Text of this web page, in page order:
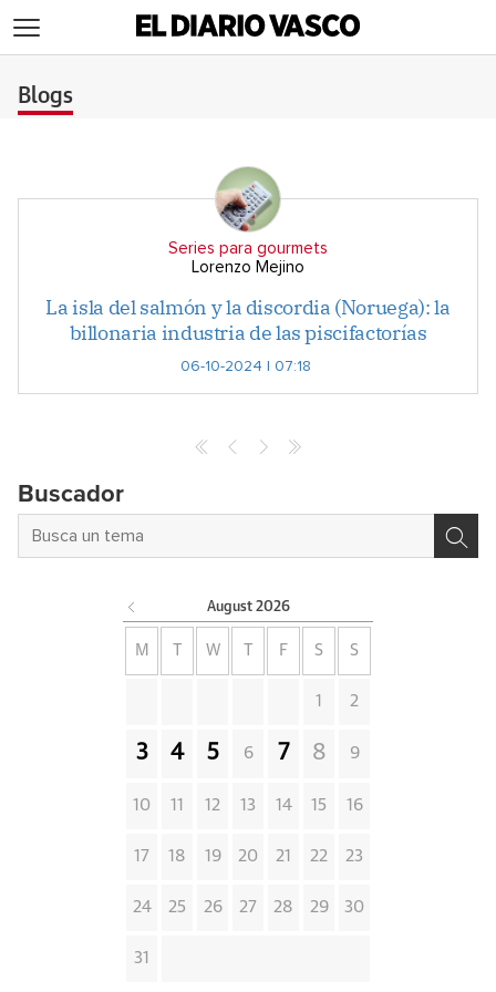
Blogs
Series para gourmets
Lorenzo Mejino
La isla del salmón y la discordia (Noruega): la
billonaria industria de las piscifactorías
06-10-2024 | 07:18
Buscador
August 2026
M W F S S
1 2
3 4 5 6 7 8 9
10 11 12 13 14 15 16
17 18 19 20 21 22 23
24 25 26 27 28 29 30
31